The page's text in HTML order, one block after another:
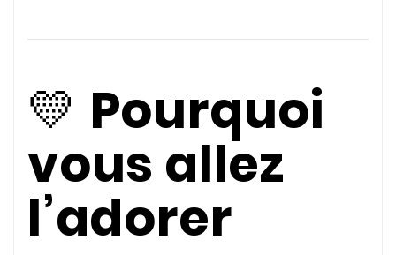
💛 Pourquoi
vous allez
l’adorer